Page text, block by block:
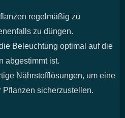
regelmäßig zu
zu düngen.
Beleuchtung optimal auf die
abgestimmt ist.
Nährstofflösungen, um eine
sicherzustellen.